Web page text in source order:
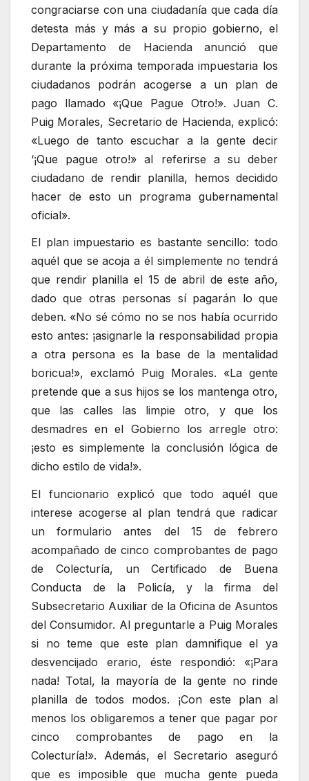
congraciarse con una ciudadanía que cada día
detesta más y más a su propio gobierno, el
Departamento de Hacienda anunció que
durante la próxima temporada impuestaria los
ciudadanos podrán acogerse a un plan de
pago llamado «¡Que Pague Otro!». Juan C.
Puig Morales, Secretario de Hacienda, explicó:
«Luego de tanto escuchar a la gente decir
‘¡Que pague otro!» al referirse a su deber
ciudadano de rendir planilla, hemos decidido
hacer de esto un programa gubernamental
oficial».
El plan impuestario es bastante sencillo: todo
aquél que se acoja a él simplemente no tendrá
que rendir planilla el 15 de abril de este año,
dado que otras personas sí pagarán lo que
deben. «No sé cómo no se nos había ocurrido
esto antes: ¡asignarle la responsabilidad propia
a otra persona es la base de la mentalidad
boricua!», exclamó Puig Morales. «La gente
pretende que a sus hijos se los mantenga otro,
que las calles las limpie otro, y que los
desmadres en el Gobierno los arregle otro:
¡esto es simplemente la conclusión lógica de
dicho estilo de vida!».
El funcionario explicó que todo aquél que
interese acogerse al plan tendrá que radicar
un formulario antes del 15 de febrero
acompañado de cinco comprobantes de pago
de Colecturía, un Certificado de Buena
Conducta de la Policía, y la firma del
Subsecretario Auxiliar de la Oficina de Asuntos
del Consumidor. Al preguntarle a Puig Morales
si no teme que este plan damnifique el ya
desvencijado erario, éste respondió: «¡Para
nada! Total, la mayoría de la gente no rinde
planilla de todos modos. ¡Con este plan al
menos los obligaremos a tener que pagar por
cinco comprobantes de pago en la
Colecturía!». Además, el Secretario aseguró
que es imposible que mucha gente pueda